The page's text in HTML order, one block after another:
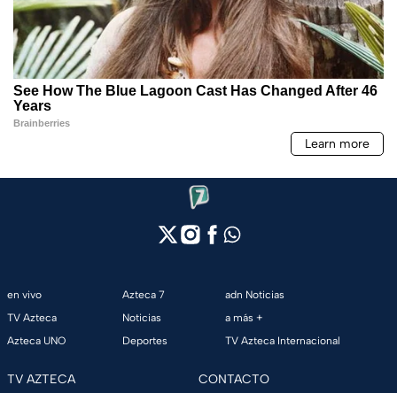
en vivo
TV Azteca
Azteca UNO
Azteca 7
Noticias
Deportes
adn Noticias
a más +
TV Azteca Internacional
TV AZTECA CONTACTO